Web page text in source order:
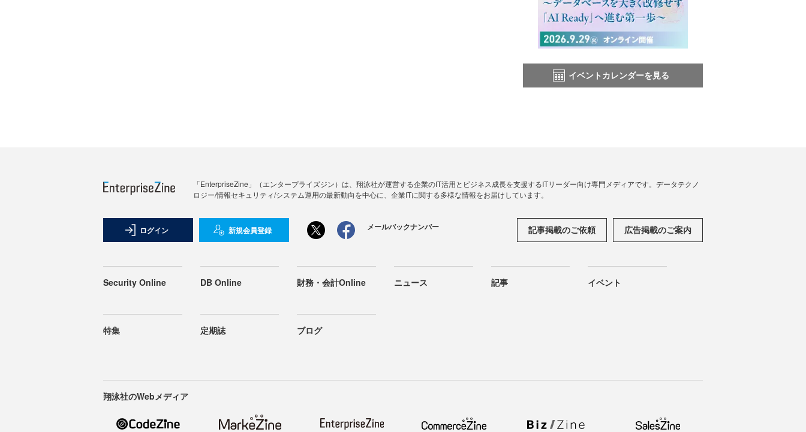
イベントカレンダーを見る
「EnterpriseZine」（エンタープライズジン）は、翔泳社が運営する企業のIT活用とビジネス成長を支援するITリーダー向け専門メディアです。データテクノ
ロジー/情報セキュリティ/システム運用の最新動向を中心に、企業ITに関する多様な情報をお届けしています。
ログイン 新規会員登録 メールバックナンバー 記事掲載のご依頼 広告掲載のご案内
Security Online DB Online 財務・会計Online ニュース 記事 イベント
特集 定期誌 ブログ
翔泳社のWebメディア